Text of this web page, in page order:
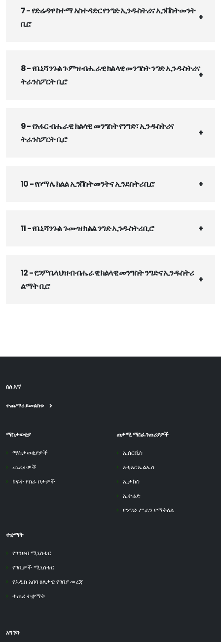
7 - የድሬዳዋ ከተማ አስተዳድር የንግድ ኢንዱስትሪና ኢንቨስትመንት
ቢሮ
8 - የቤኒሻንጉል ጉምዝ ብሔራዊ ክልላዊ መንግስት ንግድ ኢንዱስትሪና
ትራንስፖርት ቢሮ
9 - የአፋር ብሔራዊ ክልላዊ መንግስት የንግድ፣ ኢንዱስትሪና
ትራንስፖርት ቢሮ
10 - የሶማሌ ክልል ኢንቨስትመንትና ኢንደስትሪ ቢሮ
11 - የቤኒሻንጉል ጉሙዝ ክልል ንግድ ኢንዱስትሪ ቢሮ
12 - የጋምቤላ ህዝብ ብሔራዊ ክልላዊ መንግስት ንግድና ኢንዱስትሪ
ልማት ቢሮ
ስለ እኛ
ተጨማሪ ይመልከቱ
ማስታወቂያ
ማስታወቂያዎች
ጨረታዎች
ክፍት የስራ ቦታዎች
ጠቃሚ ማስፈንጠሪያዎች
ኢሰርቪስ
ኦቲአርኤልኤስ
ኢታክስ
ኢትሬድ
የንግድ ሥራን የማቅለል
ተቋማት
የገንዘብ ሚኒስቴር
የገቢዎች ሚኒስቴር
የአዲስ አበባ ዕለታዊ የገበያ መረጃ
ተጠሪ ተቋማት
አግኙን